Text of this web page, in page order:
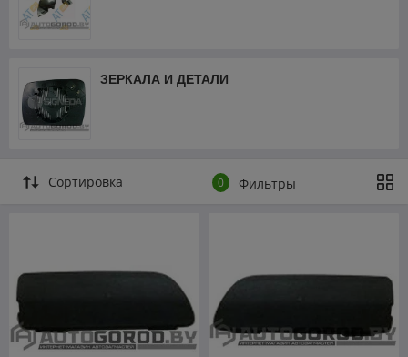
ЗЕРКАЛА И ДЕТАЛИ
Сортировка 0 Фильтры